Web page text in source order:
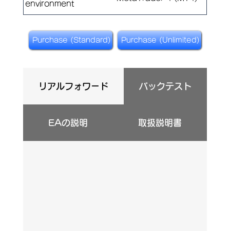
environment
Purchase (Standard) Purchase (Unlimited)
リアルフォワード バックテスト
EAの説明 取扱説明書